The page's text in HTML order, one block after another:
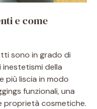
e come
sono in grado di
della
più liscia in modo
funzionali, una
proprietà cosmetiche.